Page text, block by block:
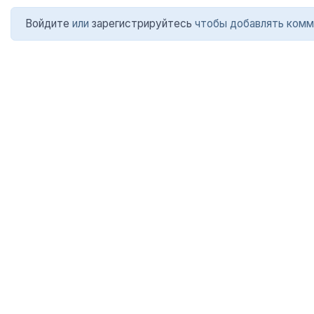
Войдите или зарегистрируйтесь чтобы добавлять